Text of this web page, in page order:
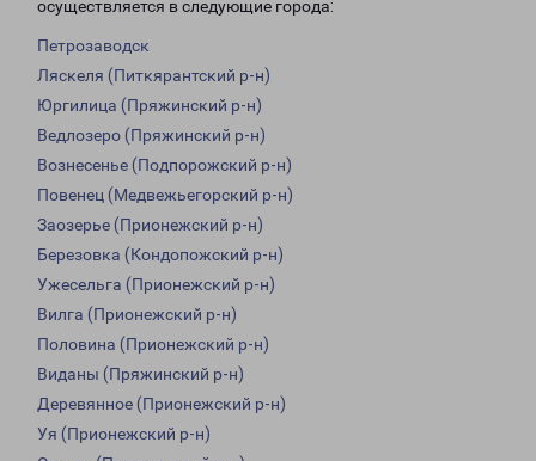
осуществляется в следующие города:
Петрозаводск
Ляскеля (Питкярантский р-н)
Юргилица (Пряжинский р-н)
Ведлозеро (Пряжинский р-н)
Вознесенье (Подпорожский р-н)
Повенец (Медвежьегорский р-н)
Заозерье (Прионежский р-н)
Березовка (Кондопожский р-н)
Ужесельга (Прионежский р-н)
Вилга (Прионежский р-н)
Половина (Прионежский р-н)
Виданы (Пряжинский р-н)
Деревянное (Прионежский р-н)
Уя (Прионежский р-н)